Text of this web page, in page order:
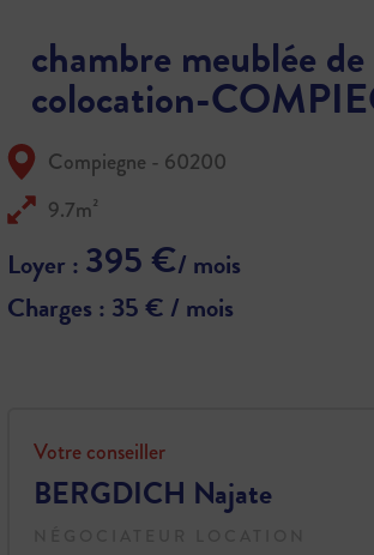
chambre meublée
colocation-
Compiegne - 60200
9.7m²
Loyer : 395 €/ mois
Charges : 35 € / mois
Votre conseiller
BERGDICH Najate